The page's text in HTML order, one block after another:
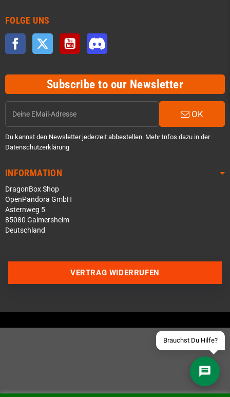
FOLGE UNS
Facebook Twitter YouTube
Subscribe to our Newsletter
OK
Du kannst den Newsletter jederzeit abbestellen. Mehr Infos dazu in der
Datenschutzerklärung
INFORMATION
DragonBox Shop
OpenPandora GmbH
Asternweg 5
85080 Gaimersheim
Deutschland
Brauchst Du Hilfe?
Schick uns eine eMail
VERTRAG WIDERRUFEN